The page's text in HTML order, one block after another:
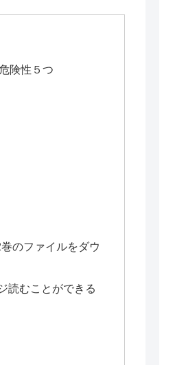
険性５つ
のファイルをダウ
読むことができる